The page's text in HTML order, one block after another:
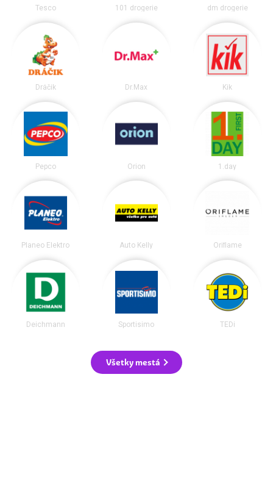
Tesco 101 drogerie dm drogerie
Dráčik Dr.Max Kik
Pepco Orion 1.day
Planeo Elektro Auto Kelly Oriflame
Deichmann Sportisimo TEDi
Všetky mestá